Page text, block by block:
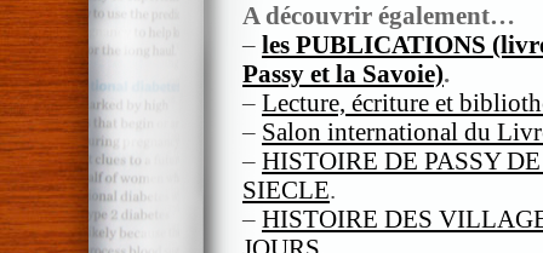
A découvrir également…
– les PUBLICATIONS
Passy et la Savoie).
– Lecture, écriture et
– Salon international du
– HISTOIRE DE PASSY
SIECLE.
– HISTOIRE DES